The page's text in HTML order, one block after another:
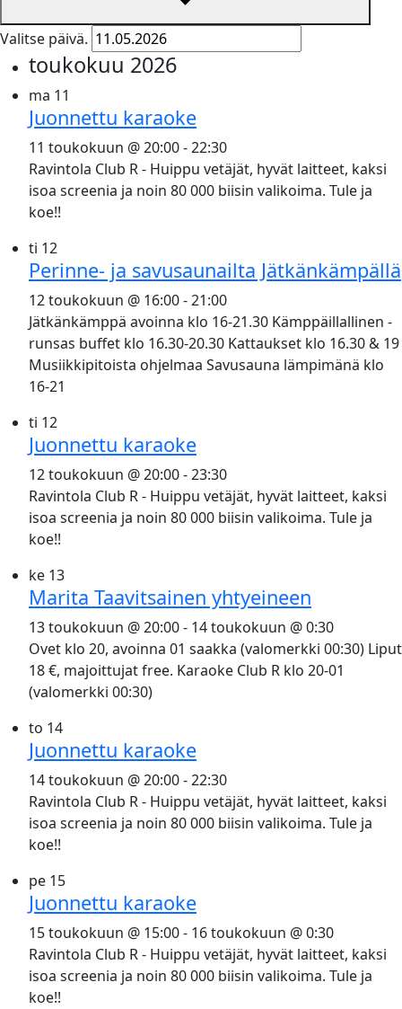
Valitse päivä.
toukokuu 2026
ma 11
Juonnettu karaoke
11 toukokuun @ 20:00-22:30
Ravintola Club R - Huippu vetäjät, hyvät laitteet, kaksi
isoa screenia ja noin 80 000 biisin valikoima. Tule ja
koe!!
ti 12
Perinne- ja savusaunailta Jätkänkämpällä
12 toukokuun @ 16:00-21:00
Jätkänkämppä avoinna klo 16-21.30 Kämppäillallinen -
runsas buffet klo 16.30-20.30 Kattaukset klo 16.30 & 19
Musiikkipitoista ohjelmaa Savusauna lämpimänä klo
16-21
ti 12
Juonnettu karaoke
12 toukokuun @ 20:00-23:30
Ravintola Club R - Huippu vetäjät, hyvät laitteet, kaksi
isoa screenia ja noin 80 000 biisin valikoima. Tule ja
koe!!
ke 13
Marita Taavitsainen yhtyeineen
13 toukokuun @ 20:00- 14 toukokuun @ 0:30
Ovet klo 20, avoinna 01 saakka (valomerkki 00:30) Liput
18 €, majoittujat free. Karaoke Club R klo 20-01
(valomerkki 00:30)
to 14
Juonnettu karaoke
14 toukokuun @ 20:00-22:30
Ravintola Club R - Huippu vetäjät, hyvät laitteet, kaksi
isoa screenia ja noin 80 000 biisin valikoima. Tule ja
koe!!
pe 15
Juonnettu karaoke
15 toukokuun @ 15:00- 16 toukokuun @ 0:30
Ravintola Club R - Huippu vetäjät, hyvät laitteet, kaksi
isoa screenia ja noin 80 000 biisin valikoima. Tule ja
koe!!